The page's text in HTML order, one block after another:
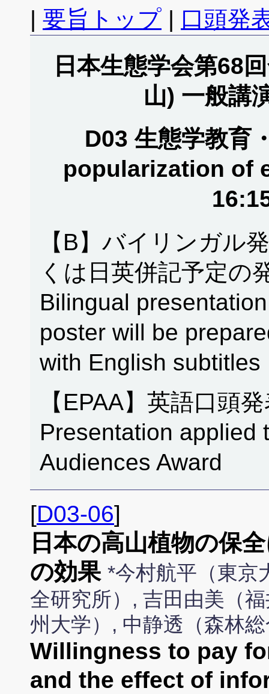
| 要旨トップ | 口頭発
日本生態学会第68
山) 一般講
D03 生態学教育
popularization of
【B】バイリンガル
くは日英併記予定の
Bilingual
poster will be
with English subtitles
【EPAA】英語口頭
Presentation applied
Audiences Award
[D03-06]
日本の高山植物の保
の効果 *今村航平（東京
全研究所）, 吉田由美（
州大学）, 中静透（森林
Willingness to pay
and the effect of